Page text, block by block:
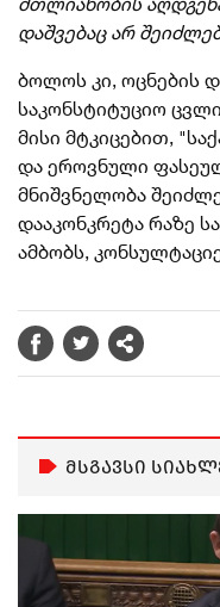
დაშვებაც არ
ბოლოს კი, ოცნების
საკონსტიტუციო
მისი მტკიცებით,
და ეროვნული
მნიშვნელობა
დააკონკრეტა რაზე
ამბობს,
მსგავსი